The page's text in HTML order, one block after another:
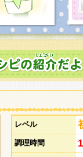
レベル
調理時間